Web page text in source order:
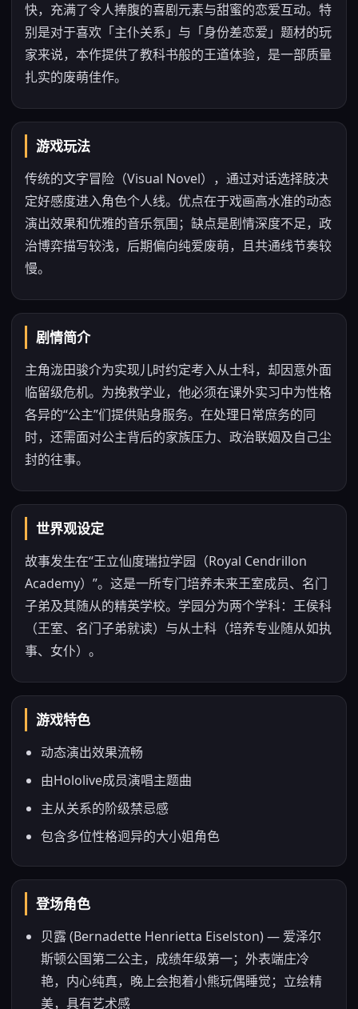
快，充满了令人捧腹的喜剧元素与甜蜜的恋爱互动。特
别是对于喜欢「主仆关系」与「身份差恋爱」题材的玩
家来说，本作提供了教科书般的王道体验，是一部质量
扎实的废萌佳作。
游戏玩法
传统的文字冒险（Visual Novel），通过对话选择肢决
定好感度进入角色个人线。优点在于戏画高水准的动态
演出效果和优雅的音乐氛围；缺点是剧情深度不足，政
治博弈描写较浅，后期偏向纯爱废萌，且共通线节奏较
慢。
剧情简介
主角泷田骏介为实现儿时约定考入从士科，却因意外面
临留级危机。为挽救学业，他必须在课外实习中为性格
各异的“公主”们提供贴身服务。在处理日常庶务的同
时，还需面对公主背后的家族压力、政治联姻及自己尘
封的往事。
世界观设定
故事发生在“王立仙度瑞拉学园（Royal Cendrillon
Academy）”。这是一所专门培养未来王室成员、名门
子弟及其随从的精英学校。学园分为两个学科：王侯科
（王室、名门子弟就读）与从士科（培养专业随从如执
事、女仆）。
游戏特色
动态演出效果流畅
由Hololive成员演唱主题曲
主从关系的阶级禁忌感
包含多位性格迥异的大小姐角色
登场角色
贝露 (Bernadette Henrietta Eiselston) — 爱泽尔
斯顿公国第二公主，成绩年级第一；外表端庄冷
艳，内心纯真，晚上会抱着小熊玩偶睡觉；立绘精
美，具有艺术感